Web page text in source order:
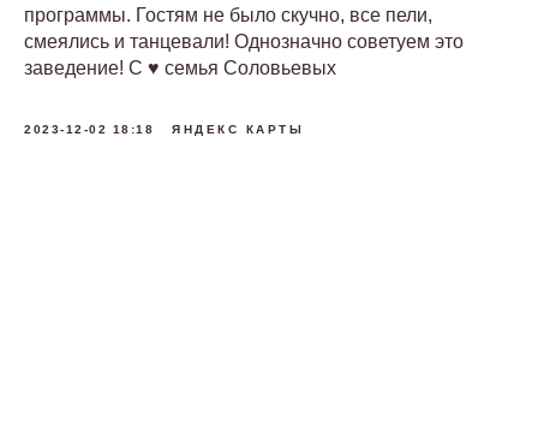
программы. Гостям не было скучно, все пели,
смеялись и танцевали! Однозначно советуем это
заведение! С ♥️ семья Соловьевых
2023-12-02 18:18 ЯНДЕКС КАРТЫ